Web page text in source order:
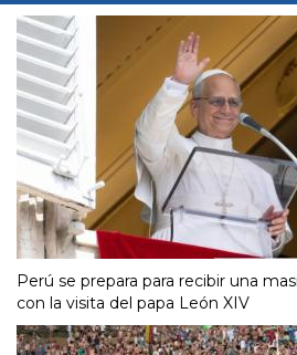
Perú se prepara para recibir una
con la visita del papa León XIV